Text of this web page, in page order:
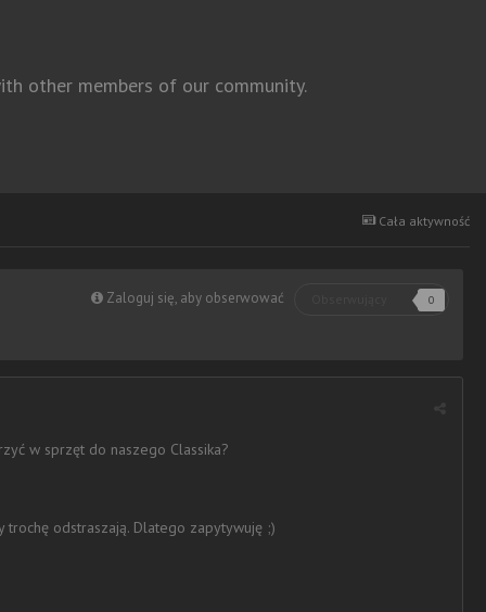
other members of our community.
Cała aktywność
Zaloguj się, aby obserwować 0
w sprzęt do naszego Classika?
trochę odstraszają. Dlatego zapytywuję ;)